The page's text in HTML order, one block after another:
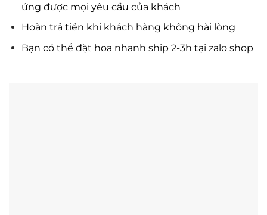
ứng được mọi yêu cầu của khách
Hoàn trả tiền khi khách hàng không hài lòng
Bạn có thể đặt hoa nhanh ship 2-3h tại zalo shop